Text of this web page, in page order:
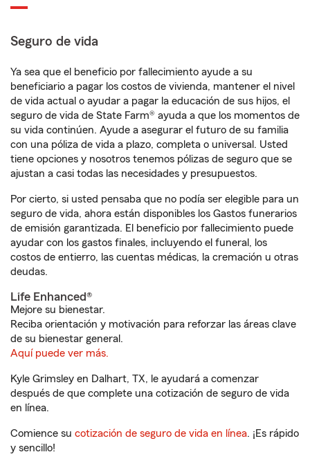
Seguro de vida
Ya sea que el beneficio por fallecimiento ayude a su
beneficiario a pagar los costos de vivienda, mantener el nivel
de vida actual o ayudar a pagar la educación de sus hijos, el
seguro de vida de State Farm® ayuda a que los momentos de
su vida continúen. Ayude a asegurar el futuro de su familia
con una póliza de vida a plazo, completa o universal. Usted
tiene opciones y nosotros tenemos pólizas de seguro que se
ajustan a casi todas las necesidades y presupuestos.
Por cierto, si usted pensaba que no podía ser elegible para un
seguro de vida, ahora están disponibles los Gastos funerarios
de emisión garantizada. El beneficio por fallecimiento puede
ayudar con los gastos finales, incluyendo el funeral, los
costos de entierro, las cuentas médicas, la cremación u otras
deudas.
Life Enhanced®
Mejore su bienestar.
Reciba orientación y motivación para reforzar las áreas clave
de su bienestar general.
Aquí puede ver más.
Kyle Grimsley en Dalhart, TX, le ayudará a comenzar
después de que complete una cotización de seguro de vida
en línea.
Comience su cotización de seguro de vida en línea. ¡Es rápido
y sencillo!